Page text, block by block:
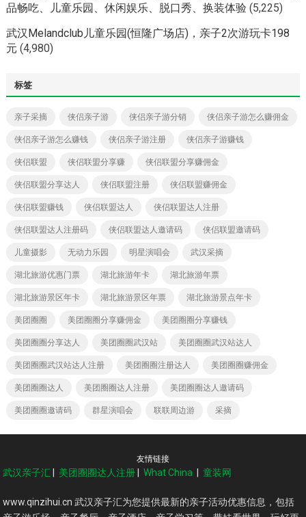
品畅吃、儿童乐园、休闲娱乐、脱口秀、换装体验 (5,225)
武汉Melandclub儿童乐园(恒隆广场店)，亲子2次游玩卡198
元 (4,980)
标签
亲子采摘 侠侣亲子游 侠侣亲子游分销 侠侣亲子游怎么赚佣金
侠侣亲子游怎么赚钱 侠侣亲子游注册 侠侣亲子游赚钱
侠侣联盟 侠侣联盟分享赚 侠侣联盟分享赚佣金
侠侣联盟分享达人 侠侣联盟注册 侠侣联盟赚佣金
侠侣联盟赚钱 侠侣联盟达人 侠侣联盟达人注册
侠侣联盟达人注册码 侠侣联盟达人邀请码 侠侣联盟邀请码
儿童摄影 无动力乐园 明星演唱会 武汉采摘
湖北旅游优惠门票 湖北旅游年卡 湖北旅游年票
湖北旅游景区年卡 湖北旅游景区年票 湖北旅游景点年卡
美团圈圈 美团圈圈分享赚佣金 美团圈圈分享赚钱
美团圈圈分享达人 美团圈圈武汉站 美团圈圈武汉站达人
美团圈圈武汉站达人注册 美团圈圈注册达人 美团圈圈赚佣金
美团圈圈达人 美团圈圈达人注册 美团圈圈达人邀请码
美团圈圈邀请码 群星演唱会 联联周边游 采摘
友情链接
武汉亲子汇 美团圈圈达人注册 |What China |童装网
www.qinzihui.cn 武汉亲子汇为您提供最新的亲子活动优惠信息，包括